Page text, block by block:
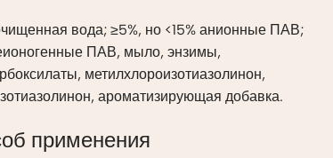
вода; ≥5%, но <15% анионные ПАВ;
ПАВ, мыло, энзимы,
метилхлороизотиазолинон,
ароматизирующая добавка.
применения